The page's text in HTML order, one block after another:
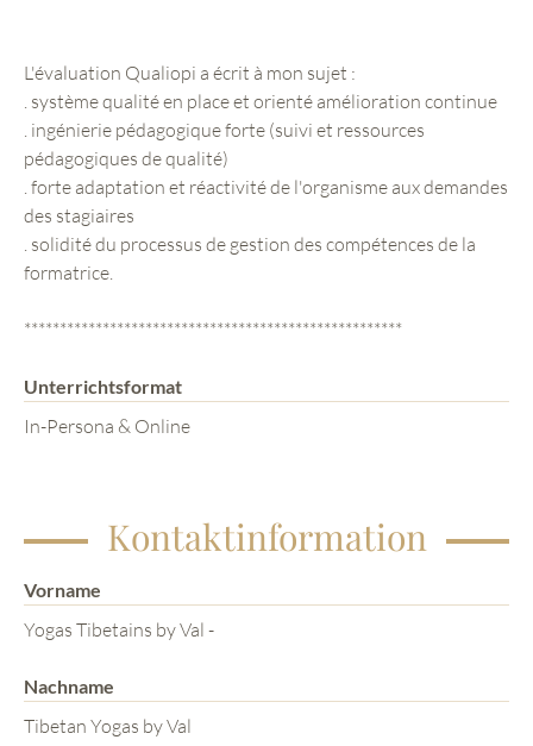
L'évaluation Qualiopi a écrit à mon sujet :
. système qualité en place et orienté amélioration continue
. ingénierie pédagogique forte (suivi et ressources
pédagogiques de qualité)
. forte adaptation et réactivité de l'organisme aux demandes
des stagiaires
. solidité du processus de gestion des compétences de la
formatrice.
*****************************************************
Unterrichtsformat
In-Persona & Online
Kontaktinformation
Vorname
Yogas Tibetains by Val -
Nachname
Tibetan Yogas by Val